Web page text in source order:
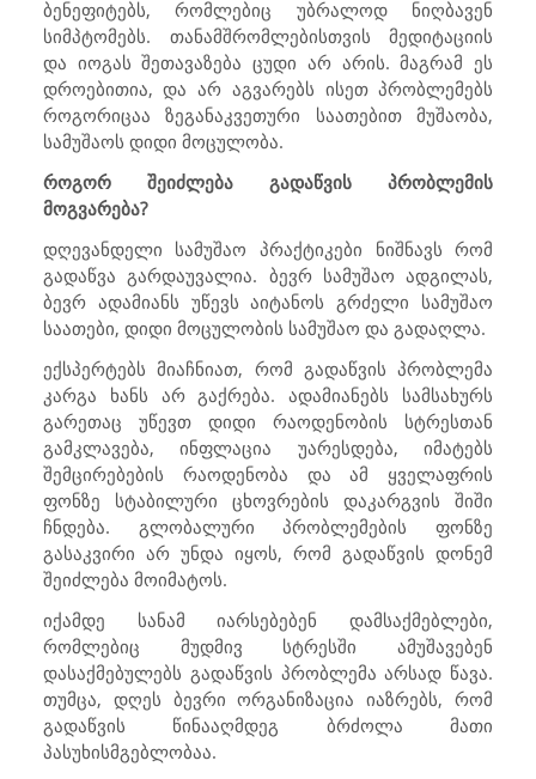
ბენეფიტებს, რომლებიც უბრალოდ ნიღბავენ
სიმპტომებს. თანამშრომლებისთვის მედიტაციის
და იოგას შეთავაზება ცუდი არ არის. მაგრამ ეს
დროებითია, და არ აგვარებს ისეთ პრობლემებს
როგორიცაა ზეგანაკვეთური საათებით მუშაობა,
სამუშაოს დიდი მოცულობა.
როგორ შეიძლება გადაწვის პრობლემის
მოგვარება?
დღევანდელი სამუშაო პრაქტიკები ნიშნავს რომ
გადაწვა გარდაუვალია. ბევრ სამუშაო ადგილას,
ბევრ ადამიანს უწევს აიტანოს გრძელი სამუშაო
საათები, დიდი მოცულობის სამუშაო და გადაღლა.
ექსპერტებს მიაჩნიათ, რომ გადაწვის პრობლემა
კარგა ხანს არ გაქრება. ადამიანებს სამსახურს
გარეთაც უწევთ დიდი რაოდენობის სტრესთან
გამკლავება, ინფლაცია უარესდება, იმატებს
შემცირებების რაოდენობა და ამ ყველაფრის
ფონზე სტაბილური ცხოვრების დაკარგვის შიში
ჩნდება. გლობალური პრობლემების ფონზე
გასაკვირი არ უნდა იყოს, რომ გადაწვის დონემ
შეიძლება მოიმატოს.
იქამდე სანამ იარსებებენ დამსაქმებლები,
რომლებიც მუდმივ სტრესში ამუშავებენ
დასაქმებულებს გადაწვის პრობლემა არსად წავა.
თუმცა, დღეს ბევრი ორგანიზაცია იაზრებს, რომ
გადაწვის წინააღმდეგ ბრძოლა მათი
პასუხისმგებლობაა.